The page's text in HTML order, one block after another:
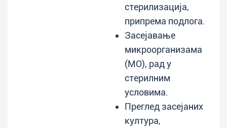
стерилизација,
припрема подлога.
Засејавање
микроорганизама
(МО), рад у
стерилним
условима.
Преглед засејаних
култура,